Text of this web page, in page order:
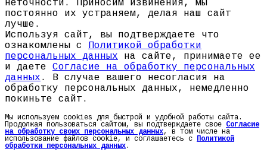
неточности. Приносим извинения, мы
постоянно их устраняем, делая наш сайт
лучше.
Используя сайт, вы подтверждаете что
ознакомлены с Политикой обработки
персональных данных на сайте, принимаете ее
и даете Согласие на обработку персональных
данных . В случае вашего несогласия на
обработку персональных данных, немедленно
покиньте сайт.
Мы используем cookies для быстрой и удобной работы сайта.
Продолжая пользоваться сайтом, вы подтверждаете свое Согласие
на обработку своих персональных данных, в том числе на
использование файлов cookie, и соглашаетесь с Политикой
обработки персональных данных.